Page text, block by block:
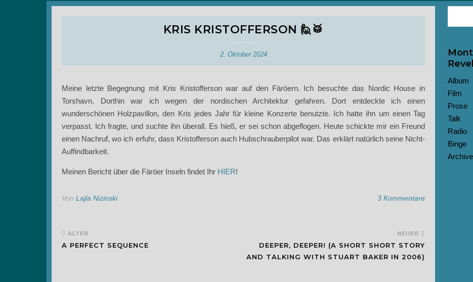
KRIS KRISTOFFERSON 🙋🥁
2. Oktober 2024
Meine letzte Begegnung mit Kris Kristofferson war auf den Färöern. Ich besuchte das Nordic House in
Torshavn. Dorthin war ich wegen der nordischen Architektur gefahren. Dort entdeckte ich einen
wunderschönen Holzpavillon, den Kris jedes Jahr für kleine Konzerte benutzte. Ich hatte ihn um einen Tag
verpasst. Ich fragte, und suchte ihn überall. Es hieß, er sei schon abgeflogen. Heute schickte mir ein Freund
einen Nachruf, wo ich erfuhr, dass Kristofferson auch Hubschrauberpilot war. Das erklärt natürlich seine Nicht-
Auffindbarkeit.
Meinen Bericht über die Färöer Inseln findet Ihr HIER!
Von Lajla Nizinski 3 Kommentare
ÄLTER
A PERFECT SEQUENCE
NEUER
DEEPER, DEEPER! (A SHORT SHORT STORY
AND TALKING WITH STUART BAKER IN 2006)
Album
Film
Prose
Talk
Radio
Binge
Archive